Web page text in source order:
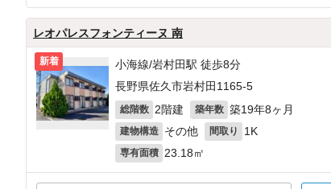
レオパレスフォンティーヌ 南
新着
小海線/岩村田駅 徒歩8分
長野県佐久市岩村田1165‐5
総階数 2階建 築年数 築19年8ヶ月
建物構造 その他 間取り 1K
専有面積 23.18㎡